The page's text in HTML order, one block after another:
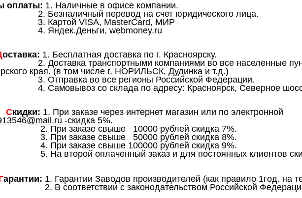
оплаты: 1. Наличные в офисе компании.
перевод на счет юридического лица.
VISA, MasterCard, МИР
webmoney.ru
оставка: 1. Бесплатная доставка по г. Красноярску.
транспортными компаниями во все
края. (в том числе г. НОРИЛЬСК, Дудинка и т.д.)
во все регионы Российской Федерации.
со склада по адресу: Красноярск, Северное
кидки: 1. При заказе через интернет магазин или
-скидка 5%.
заказе свыше 10000 рублей скидка 7%.
заказе свыше 50000 рублей скидка 8%.
заказе свыше 100000 рублей скидка 9%.
оплаченный заказ и для постоянных клиентов
арантии: 1. Гарантии Заводов производителей (как правило 1год. на
2. В соответствии с законодательством Российской